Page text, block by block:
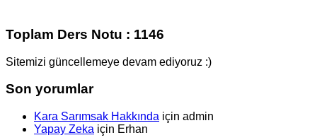
Toplam Ders Notu : 1146
Sitemizi güncellemeye devam ediyoruz :)
Son yorumlar
Kara Sarımsak Hakkında için admin
Yapay Zeka için Erhan